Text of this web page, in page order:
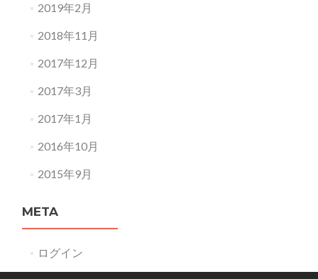
2019年2月
2018年11月
2017年12月
2017年3月
2017年1月
2016年10月
2015年9月
META
ログイン